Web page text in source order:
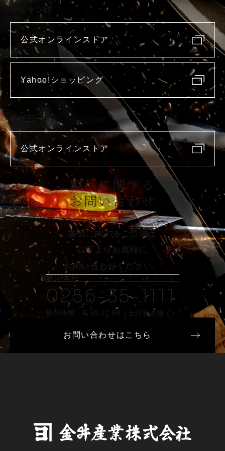
マルキン印
公式オンラインストア
Yahoo!ショッピング
庖斬巴
公式オンラインストア
製品に関する
お問い合わせ
製品に関するご質問は
以下よりお気軽に
お問い合わせください。
新潟本社
0256-35-1111
受付時間 8:30-17:30（土日祝を除く）
お問い合わせはこちら